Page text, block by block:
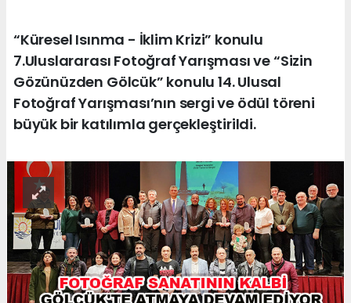
“Küresel Isınma - İklim Krizi” konulu
7.Uluslararası Fotoğraf Yarışması ve “Sizin
Gözünüzden Gölcük” konulu 14. Ulusal
Fotoğraf Yarışması’nın sergi ve ödül töreni
büyük bir katılımla gerçekleştirildi.